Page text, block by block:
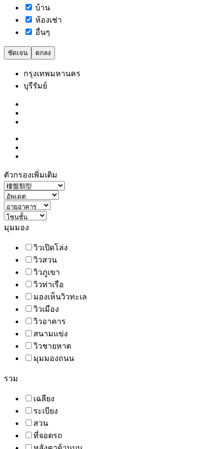
บ้าน
ห้องเช่า
อื่นๆ
ชัดเจน ตกลง
กรุงเทพมหานคร
บุรีรัมย์
ตัวกรองเพิ่มเติม
มุมมอง
วิวเปิดโล่ง
วิวสวน
วิวภูเขา
วิวท่าเรือ
มองเห็นวิวทะเล
วิวเมือง
วิวอาคาร
สนามแข่ง
วิวชายหาด
มุมมองถนน
รวม
เฉลียง
ระเบียง
สวน
ที่จอดรถ